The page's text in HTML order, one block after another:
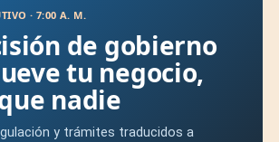
· 7:00 A. M.
de gobierno
tu negocio,
nadie
y trámites traducidos a